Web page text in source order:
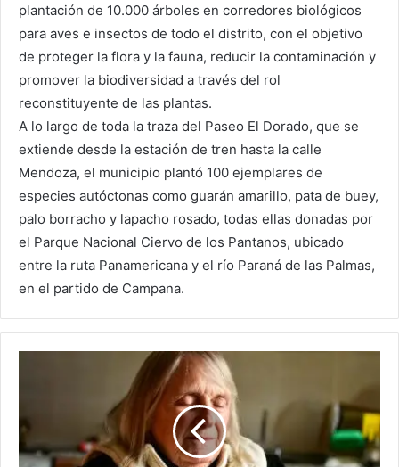
plantación de 10.000 árboles en corredores biológicos
para aves e insectos de todo el distrito, con el objetivo
de proteger la flora y la fauna, reducir la contaminación y
promover la biodiversidad a través del rol
reconstituyente de las plantas.
A lo largo de toda la traza del Paseo El Dorado, que se
extiende desde la estación de tren hasta la calle
Mendoza, el municipio plantó 100 ejemplares de
especies autóctonas como guarán amarillo, pata de buey,
palo borracho y lapacho rosado, todas ellas donadas por
el Parque Nacional Ciervo de los Pantanos, ubicado
entre la ruta Panamericana y el río Paraná de las Palmas,
en el partido de Campana.